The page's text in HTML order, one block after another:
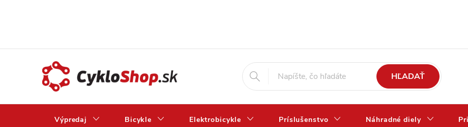
HĽADAŤ
Výpredaj Bicykle Elektrobicykle Príslušenstvo Náhradné diely